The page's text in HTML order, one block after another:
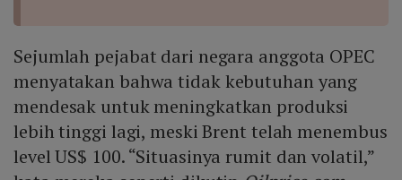
Sejumlah pejabat dari negara anggota OPEC
menyatakan bahwa tidak kebutuhan yang
mendesak untuk meningkatkan produksi
lebih tinggi lagi, meski Brent telah menembus
level US$ 100. “Situasinya rumit dan volatil,”